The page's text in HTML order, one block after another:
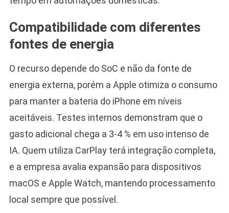
Compatibilidade com diferentes
fontes de energia
O recurso depende do SoC e não da fonte de
energia externa, porém a Apple otimiza o consumo
para manter a bateria do iPhone em níveis
aceitáveis. Testes internos demonstram que o
gasto adicional chega a 3-4 % em uso intenso de
IA. Quem utiliza CarPlay terá integração completa,
e a empresa avalia expansão para dispositivos
macOS e Apple Watch, mantendo processamento
local sempre que possível.